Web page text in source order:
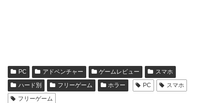
PC アドベンチャー ゲームレビュー
スマホ
ハード別
フリーゲーム ホラー PC
スマホ
フリーゲーム